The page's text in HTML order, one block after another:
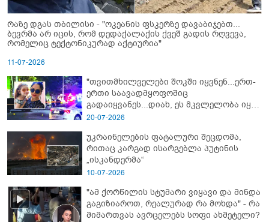
რაზე დგას თბილისი - "ოკეანის ფსკერზე დავაბიჯებთ...
ბევრმა არ იცის, რომ დედაქალაქის ქვეშ გადის რღვევა,
რომელიც ტექტონიკურად აქტიურია"
11-07-2026
"თვითმხილველები შოკში იყვნენ...ერთ-
ერთი საავადმყოფოშიც
გადაიყვანეს...დიახ, ეს მკვლელობა იყო"
- გორში დატრიალებული ტრაგედიის
20-07-2026
უკრაინელების ფატალური შეცდომა,
რითაც კარგად ისარგებლა პუტინის
„ისკანდერმა“
10-07-2026
"ამ ქორწილის სტუმარი ვიყავი და მინდა
გაგიზიაროთ, რეალურად რა მოხდა" - რა
მიმართვას ავრცელებს სოფი ახმეტელი?